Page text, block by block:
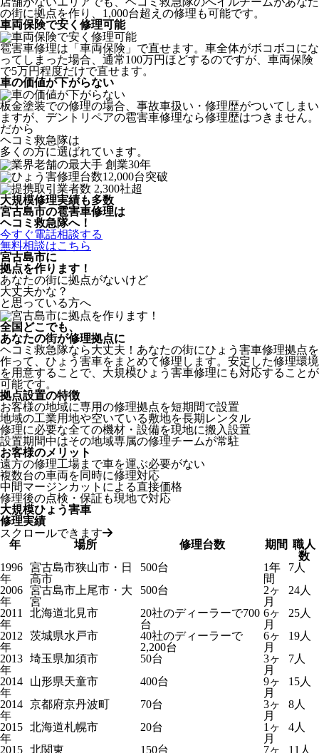
の街に拠点を作り、1,000台超えの修理も可能です。
車両保険で安く修理可能
雹害車修理は「車両保険」で直せます。車全体がボコボコにな
ってしまった場合、通常100万円ほどするのですが、車両保険
で5万円程度だけで直せます。
車の価値が下がらない
板金塗装での修理の場合、事故車扱い・修理歴がついてしまい
ますが、デントリペアの雹害車修理なら修理歴はつきません。
だから
ヘコミ救急隊は
多くの方に選ばれています。
大規模修理実績も多数
宮古島市の雹害車修理は
ヘコミ救急隊へ！
今すぐ電話相談する
無料相談はこちら
宮古島市に
拠点を作ります！
あなたの街に拠点がないけど
大丈夫かな？
と思っている方へ
全国どこでも、
あなたの街が修理拠点に
ヘコミ救急隊なら大丈夫！あなたの街にひょう害車修理拠点を
作って、ひょう害車をまとめて修理します。安定した修理環境
を用意することで、大規模ひょう害車修理にも対応することが
可能です。
拠点設置の特徴
お客様の地域に専用の修理拠点を短期間で設置
地域の工業用地や空いている敷地を長期レンタル
修理に必要な全ての機材・設備を現地に搬入設置
設置期間中はその地域専属の修理チームが常駐
お客様のメリット
遠方の修理工場まで車を運ぶ必要がない
複数台の車両を同時に修理対応
中間マージンカットによる直接価格
修理後の点検・保証も現地で対応
大規模ひょう害車
修理実績
スクロールできます
年
場所 修理台数 期間 職人
数
1996
年
宮古島市狭山市・日
高市
500台
1年
間
7人
2006
年
宮古島市上尾市・大
宮
500台
2ヶ
月
24人
2011
年
北海道北見市
20社のディーラーで700
台
6ヶ
月
25人
2012
年
茨城県水戸市
40社のディーラーで
2,200台
6ヶ
月
19人
2013
年
埼玉県加須市 50台
3ヶ
月
7人
2014
年
山形県天童市 400台
9ヶ
月
15人
2014
年
京都府京丹波町 70台
3ヶ
月
8人
2015
年
北海道札幌市 20台
1ヶ
月
4人
2015 北関東 150台 7ヶ 11人